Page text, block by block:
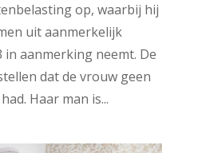
op, waarbij hij
uit aanmerkelijk
in aanmerking neemt. De
dat de vrouw geen
Haar man is...